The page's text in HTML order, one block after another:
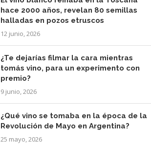
hace 2000 años, revelan 80 semillas
halladas en pozos etruscos
12 junio, 2026
¿Te dejarías filmar la cara mientras
tomás vino, para un experimento con
premio?
9 junio, 2026
¿Qué vino se tomaba en la época de la
Revolución de Mayo en Argentina?
25 mayo, 2026